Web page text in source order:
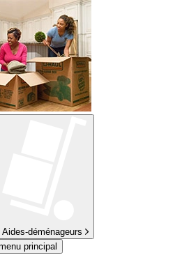
Aides-déménageurs
principal